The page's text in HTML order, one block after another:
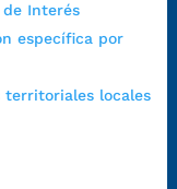
Interés
específica por
locales